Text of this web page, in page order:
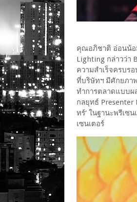
คุณอภิชาติ อ่อนน้อ
Lighting กล่าวว่า
ความสำเร็จครบร
ที่บริษัทฯ มีศักยภา
ทำการตลาดแบบผ
กลยุทธ์
ทร์’ ในฐานะพรีเซ
เซนเตอร์